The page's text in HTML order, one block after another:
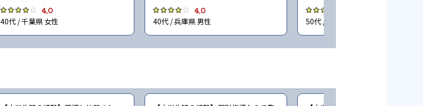
4.0
40代 / 千葉県 女性
4.0
40代 / 兵庫県 男性
50代 / 東京都 男性